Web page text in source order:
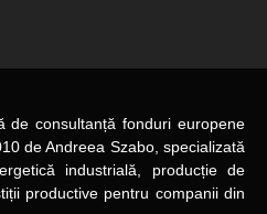
consultanță fonduri europene
de Andreea Szabo, specializată
industrială, producție de
productive pentru companii din